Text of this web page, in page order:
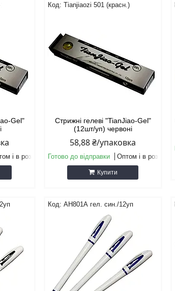
Gel"
і в роздріб
Tianjiaozi 501 (красн.)
Стрижні гелеві "TianJiao-Gel"
(12шт/уп) червоні
58,88 ₴/упаковка
Готово до відправки Оптом і в роздріб
Купити
АН801А гел. син./12уп